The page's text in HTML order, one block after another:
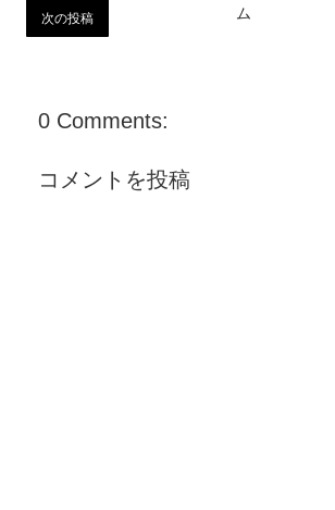
次の投稿
ム
0 Comments:
コメントを投稿